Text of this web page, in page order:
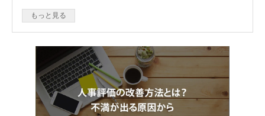
1-4. 不服申立て・法的リスク（“属性”を基準にしない重
2. 人事評価の不満はなぜ起きる？原因を3つに分解すると改
2-1. 原因①：評価制度の理解不足（目的・用語・流れが
伝わっていない）
2-2. 原因②：評価者による基準の相違（“甘辛”が揃わな
もっと見る